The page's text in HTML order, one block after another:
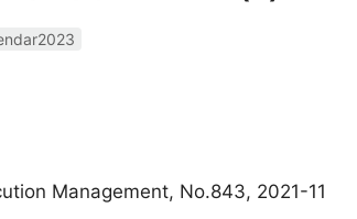
Management, No.843, 2021-11